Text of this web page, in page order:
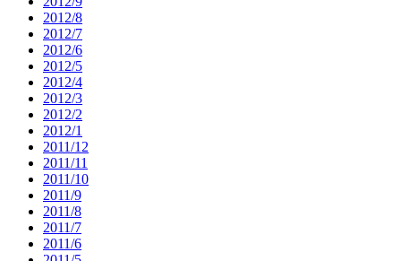
2012/8
2012/7
2012/6
2012/5
2012/4
2012/3
2012/2
2012/1
2011/12
2011/11
2011/10
2011/9
2011/8
2011/7
2011/6